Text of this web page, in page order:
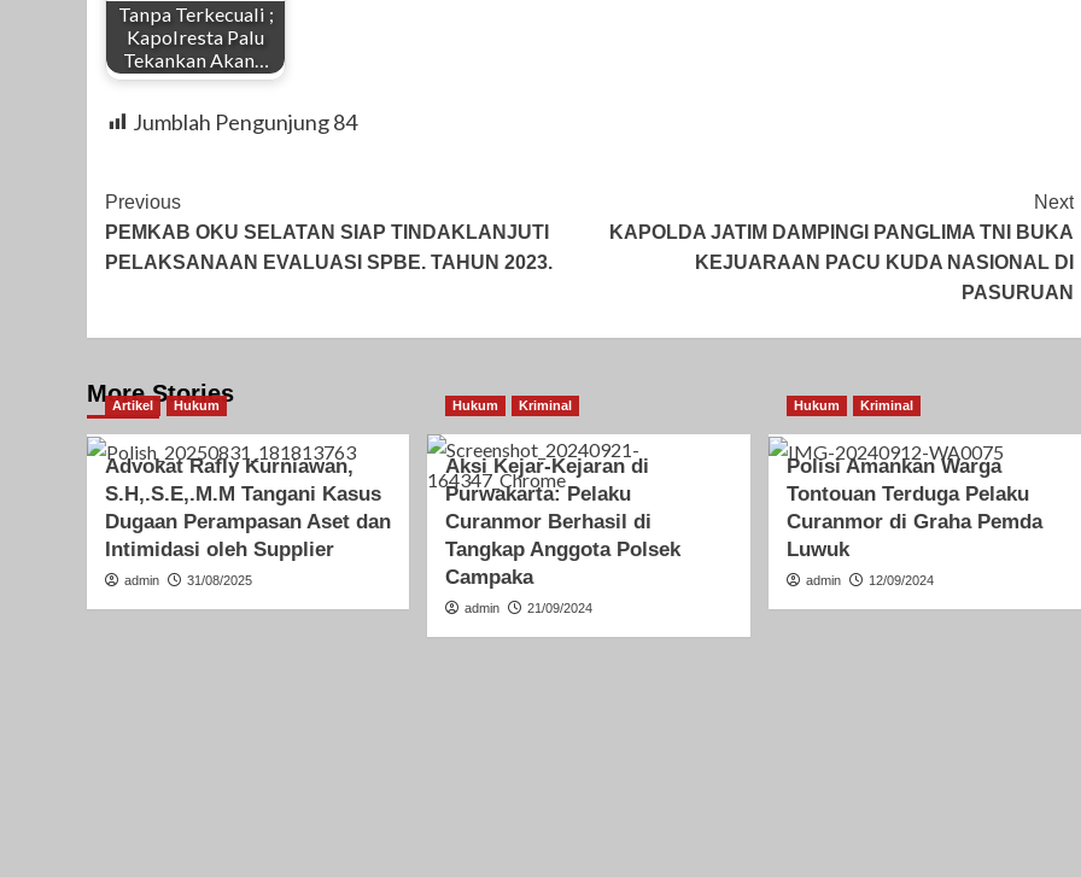
Tanpa Terkecuali ;
Kapolresta Palu
Tekankan Akan…
Jumblah Pengunjung84
Post
Navigation
Previous
PEMKAB OKU SELATAN SIAP TINDAKLANJUTI
PELAKSANAAN EVALUASI SPBE. TAHUN 2023.
Next
KAPOLDA JATIM DAMPINGI PANGLIMA TNI BUKA
KEJUARAAN PACU KUDA NASIONAL DI
PASURUAN
More Stories
Artikel Hukum
Advokat Rafly Kurniawan,
S.H,.S.E,.M.M Tangani Kasus
Dugaan Perampasan Aset dan
Intimidasi oleh Supplier
admin 31/08/2025
Hukum Kriminal
Aksi Kejar-Kejaran di
Purwakarta: Pelaku
Curanmor Berhasil di
Tangkap Anggota Polsek
Campaka
admin 21/09/2024
Hukum Kriminal
Polisi Amankan Warga
Tontouan Terduga Pelaku
Curanmor di Graha Pemda
Luwuk
admin 12/09/2024